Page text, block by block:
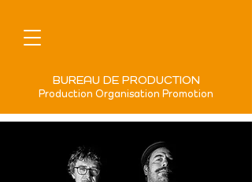
BUREAU DE PRODUCTION
Production Organisation Promotion